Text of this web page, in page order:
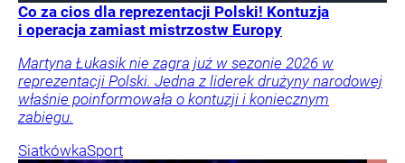
Co za cios dla reprezentacji Polski! Kontuzja
i operacja zamiast mistrzostw Europy
Martyna Łukasik nie zagra już w sezonie 2026 w
reprezentacji Polski. Jedna z liderek drużyny narodowej
właśnie poinformowała o kontuzji i koniecznym
zabiegu.
SiatkówkaSport